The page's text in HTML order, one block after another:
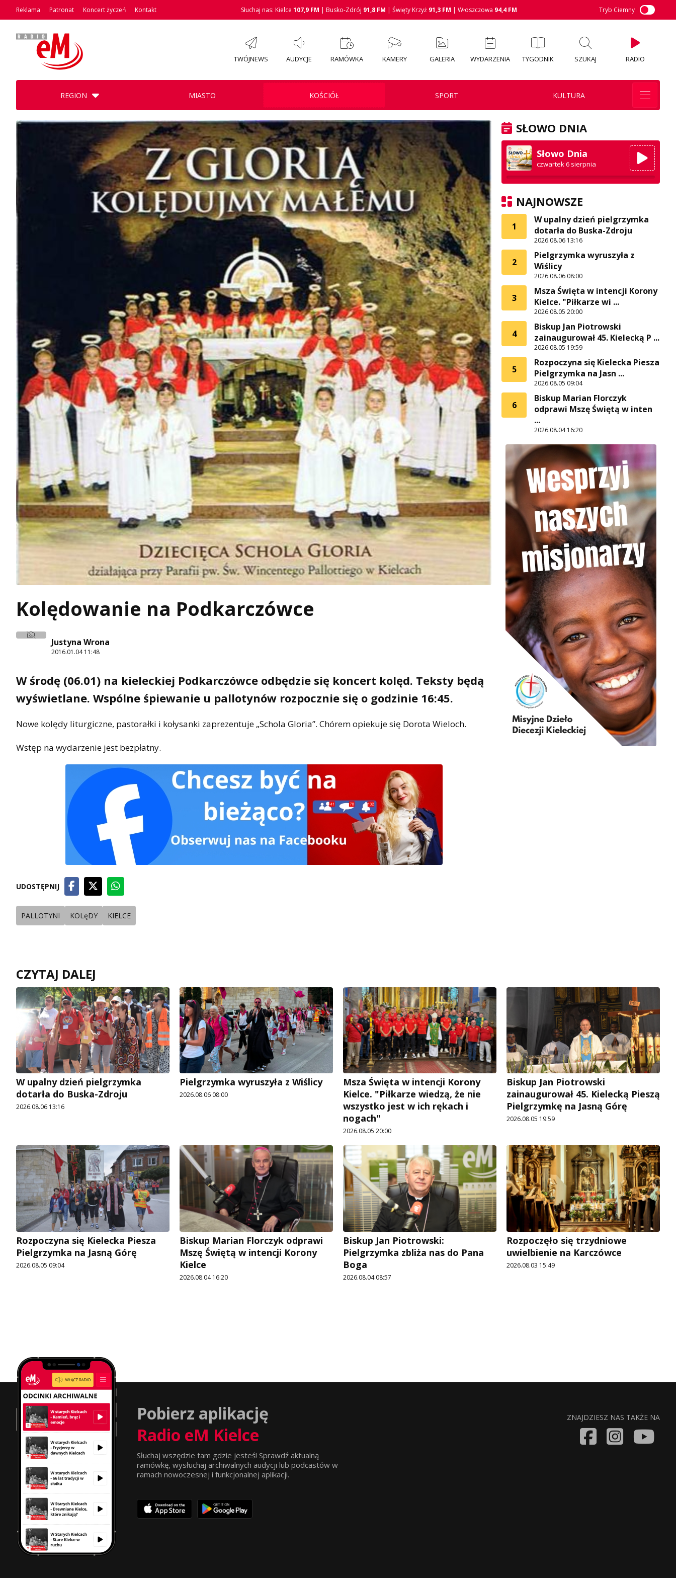
Reklama Patronat Koncert życzeń Kontakt Słuchaj nas: Kielce 107,9 FM | Busko-Zdrój 91,8 FM | Święty Krzyż 91,3 FM | Włoszczowa 94,4 FM Tryb Ciemny
TWÓJNEWS AUDYCJE RAMÓWKA KAMERY GALERIA WYDARZENIA TYGODNIK SZUKAJ RADIO
REGION MIASTO KOŚCIÓŁ SPORT KULTURA
Kolędowanie na Podkarczówce
Justyna Wrona
2016.01.04 11:48
W środę (06.01) na kieleckiej Podkarczówce odbędzie się koncert kolęd. Teksty będą
wyświetlane. Wspólne śpiewanie u pallotynów rozpocznie się o godzinie 16:45.
Nowe kolędy liturgiczne, pastorałki i kołysanki zaprezentuje „Schola Gloria”. Chórem opiekuje się Dorota Wieloch.
Wstęp na wydarzenie jest bezpłatny.
UDOSTĘPNIJ
PALLOTYNI KOLęDY KIELCE
SŁOWO DNIA
Słowo Dnia
czwartek 6 sierpnia
NAJNOWSZE
1
W upalny dzień pielgrzymka
dotarła do Buska-Zdroju
2026.08.06 13:16
2
Pielgrzymka wyruszyła z
Wiślicy
2026.08.06 08:00
3
Msza Święta w intencji Korony
Kielce. "Piłkarze wi ...
2026.08.05 20:00
4
Biskup Jan Piotrowski
zainaugurował 45. Kielecką P ...
2026.08.05 19:59
5
Rozpoczyna się Kielecka Piesza
Pielgrzymka na Jasn ...
2026.08.05 09:04
6
Biskup Marian Florczyk
odprawi Mszę Świętą w inten
...
2026.08.04 16:20
CZYTAJ DALEJ
W upalny dzień pielgrzymka
dotarła do Buska-Zdroju
2026.08.06 13:16
Pielgrzymka wyruszyła z Wiślicy
2026.08.06 08:00
Msza Święta w intencji Korony
Kielce. "Piłkarze wiedzą, że nie
wszystko jest w ich rękach i
nogach"
2026.08.05 20:00
Biskup Jan Piotrowski
zainaugurował 45. Kielecką Pieszą
Pielgrzymkę na Jasną Górę
2026.08.05 19:59
Rozpoczyna się Kielecka Piesza
Pielgrzymka na Jasną Górę
2026.08.05 09:04
Biskup Marian Florczyk odprawi
Mszę Świętą w intencji Korony
Kielce
2026.08.04 16:20
Biskup Jan Piotrowski:
Pielgrzymka zbliża nas do Pana
Boga
2026.08.04 08:57
Rozpoczęło się trzydniowe
uwielbienie na Karczówce
2026.08.03 15:49
Pobierz aplikację
Radio eM Kielce
Słuchaj wszędzie tam gdzie jesteś! Sprawdź aktualną
ramówkę, wysłuchaj archiwalnych audycji lub podcastów w
ramach nowoczesnej i funkcjonalnej aplikacji.
ZNAJDZIESZ NAS TAKŻE NA